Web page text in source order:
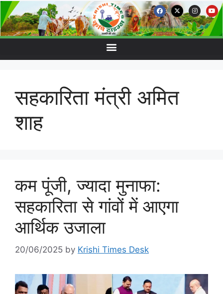
सहकारिता मंत्री अमित
शाह
कम पूंजी, ज्यादा मुनाफा:
सहकारिता से गांवों में आएगा
आर्थिक उजाला
20/06/2025 by Krishi Times Desk